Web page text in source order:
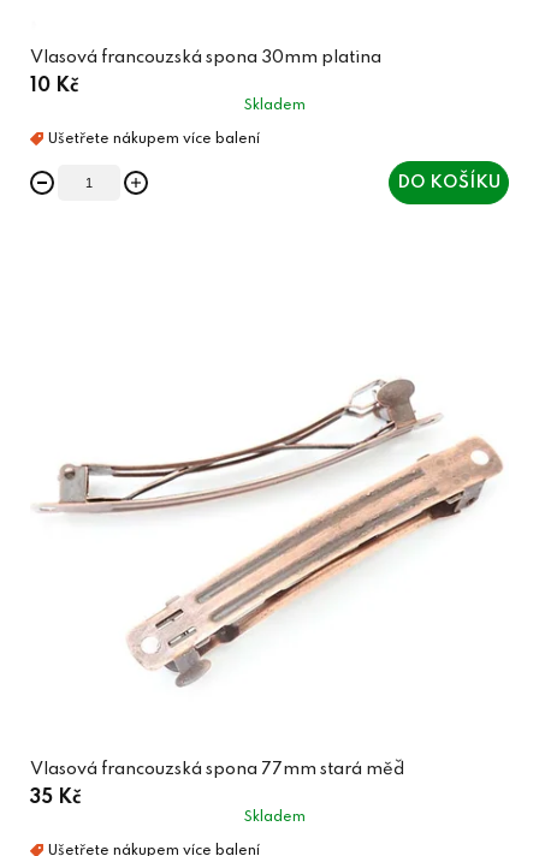
Vlasová francouzská spona 30mm platina
10 Kč
Skladem
DO KOŠÍKU
Vlasová francouzská spona 77mm stará měď
35 Kč
Skladem